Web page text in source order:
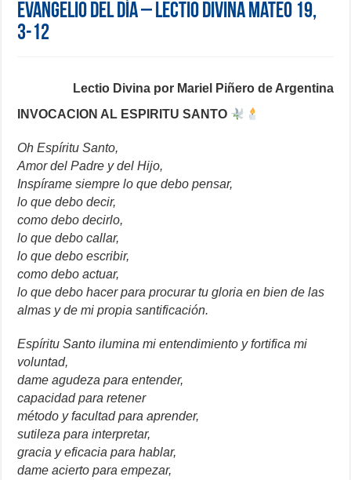
Evangelio del día – Lectio Divina Mateo 19,
3-12
Lectio Divina por Mariel Piñero de Argentina
INVOCACION AL ESPIRITU SANTO
Oh Espíritu Santo,
Amor del Padre y del Hijo,
Inspírame siempre lo que debo pensar,
lo que debo decir,
como debo decirlo,
lo que debo callar,
lo que debo escribir,
como debo actuar,
lo que debo hacer para procurar tu gloria en bien de las
almas y de mi propia santificación.
Espíritu Santo ilumina mi entendimiento y fortifica mi
voluntad,
dame agudeza para entender,
capacidad para retener
método y facultad para aprender,
sutileza para interpretar,
gracia y eficacia para hablar,
dame acierto para empezar,